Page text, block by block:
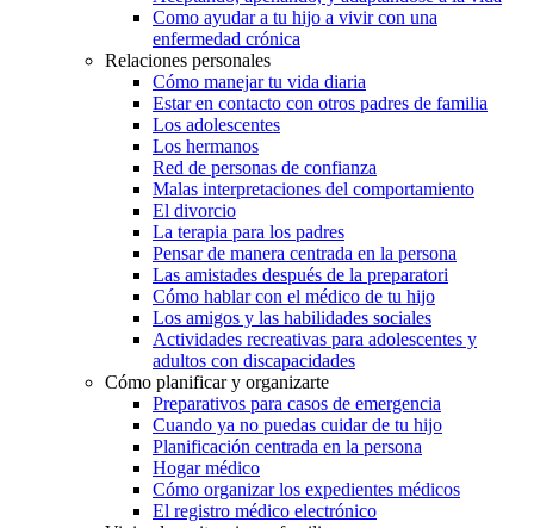
Como ayudar a tu hijo a vivir con una
enfermedad crónica
Relaciones personales
Cómo manejar tu vida diaria
Estar en contacto con otros padres de familia
Los adolescentes
Los hermanos
Red de personas de confianza
Malas interpretaciones del comportamiento
El divorcio
La terapia para los padres
Pensar de manera centrada en la persona
Las amistades después de la preparatori
Cómo hablar con el médico de tu hijo
Los amigos y las habilidades sociales
Actividades recreativas para adolescentes y
adultos con discapacidades
Cómo planificar y organizarte
Preparativos para casos de emergencia
Cuando ya no puedas cuidar de tu hijo
Planificación centrada en la persona
Hogar médico
Cómo organizar los expedientes médicos
El registro médico electrónico